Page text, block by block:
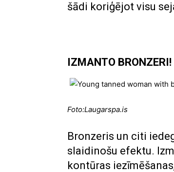
šādi koriģējot visu
IZMANTO BRONZERI!
Foto:Laugarspa.is
Bronzeris un citi
slaidinošu efektu.
kontūras